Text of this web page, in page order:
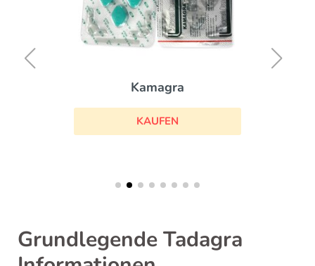
Kamagra
KAUFEN
Grundlegende Tadagra